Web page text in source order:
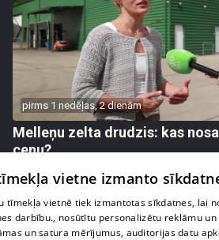
pirms 1 nedēļas, 2 dienām
Melleņu zelta drudzis: kas
cenu?
vietne izmanto
tīmekļa vietnē tiek izmantotas sīkdatnes, lai
darbību., nosūtītu personalizētu reklāmu
un satura mērījumus, auditorijas datu